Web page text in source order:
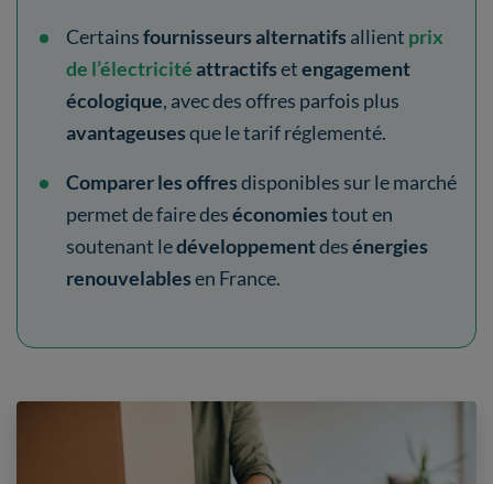
Certainsfournisseurs alternatifs allient prix
de l’électricitéattractifsetengagement
écologique, avec des offres parfois plus
avantageusesque le tarif réglementé.
Comparer lesoffresdisponibles sur le marché
permet de faire deséconomiestout en
soutenant ledéveloppementdesénergies
renouvelablesen France.